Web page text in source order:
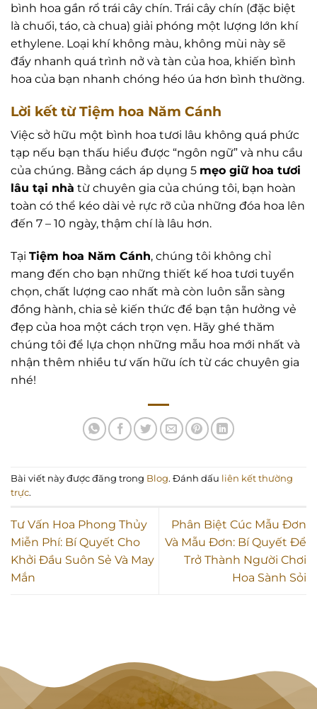
bình hoa gần rổ trái cây chín. Trái cây chín (đặc biệt
là chuối, táo, cà chua) giải phóng một lượng lớn khí
ethylene. Loại khí không màu, không mùi này sẽ
đẩy nhanh quá trình nở và tàn của hoa, khiến bình
hoa của bạn nhanh chóng héo úa hơn bình thường.
Lời kết từ Tiệm hoa Năm Cánh
Việc sở hữu một bình hoa tươi lâu không quá phức
tạp nếu bạn thấu hiểu được “ngôn ngữ” và nhu cầu
của chúng. Bằng cách áp dụng 5 mẹo giữ hoa tươi
lâu tại nhà từ chuyên gia của chúng tôi, bạn hoàn
toàn có thể kéo dài vẻ rực rỡ của những đóa hoa lên
đến 7 – 10 ngày, thậm chí là lâu hơn.
Tại Tiệm hoa Năm Cánh, chúng tôi không chỉ
mang đến cho bạn những thiết kế hoa tươi tuyển
chọn, chất lượng cao nhất mà còn luôn sẵn sàng
đồng hành, chia sẻ kiến thức để bạn tận hưởng vẻ
đẹp của hoa một cách trọn vẹn. Hãy ghé thăm
chúng tôi để lựa chọn những mẫu hoa mới nhất và
nhận thêm nhiều tư vấn hữu ích từ các chuyên gia
nhé!
Bài viết này được đăng trong Blog. Đánh dấu liên kết thường
trực.
Tư Vấn Hoa Phong Thủy
Miễn Phí: Bí Quyết Cho
Khởi Đầu Suôn Sẻ Và May
Mắn
Phân Biệt Cúc Mẫu Đơn
Và Mẫu Đơn: Bí Quyết Để
Trở Thành Người Chơi
Hoa Sành Sỏi